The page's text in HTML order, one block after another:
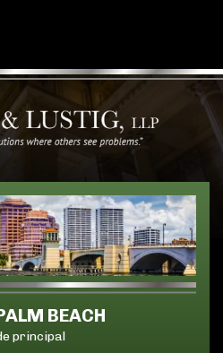
BEACH
principal